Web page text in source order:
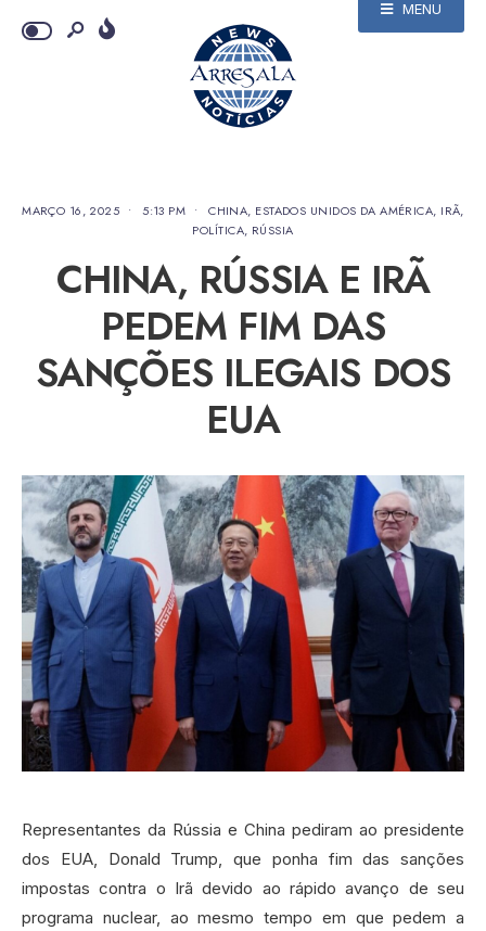
MENU
MARÇO 16, 2025 • 5:13 PM • CHINA, ESTADOS UNIDOS DA AMÉRICA, IRÃ,
POLÍTICA, RÚSSIA
CHINA, RÚSSIA E IRÃ
PEDEM FIM DAS
SANÇÕES ILEGAIS DOS
EUA
Representantes da Rússia e China pediram ao presidente
dos EUA, Donald Trump, que ponha fim das sanções
impostas contra o Irã devido ao rápido avanço de seu
programa nuclear, ao mesmo tempo em que pedem a